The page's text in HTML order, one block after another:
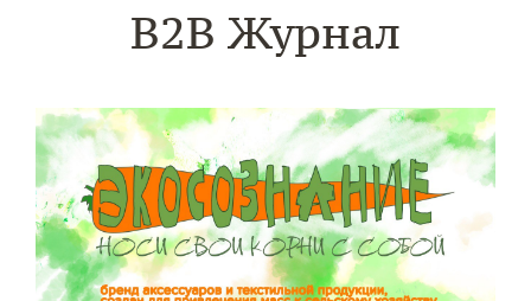
B2B Журнал